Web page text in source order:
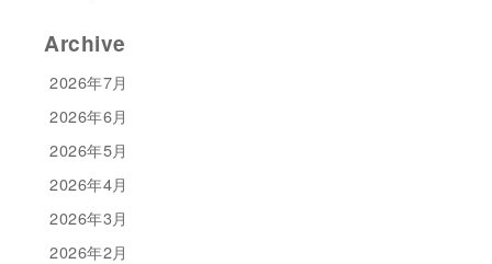
Archive
2026年7月
2026年6月
2026年5月
2026年4月
2026年3月
2026年2月